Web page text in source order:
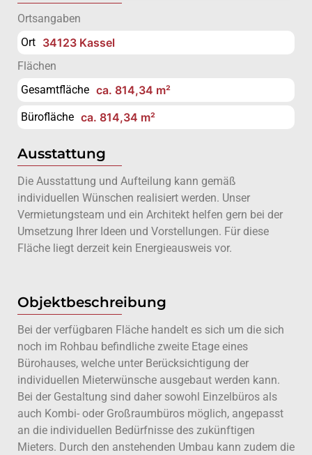
Ortsangaben
Ort 34123 Kassel
Flächen
Gesamtfläche ca. 814,34 m²
Bürofläche ca. 814,34 m²
Ausstattung
Die Ausstattung und Aufteilung kann gemäß
individuellen Wünschen realisiert werden. Unser
Vermietungsteam und ein Architekt helfen gern bei der
Umsetzung Ihrer Ideen und Vorstellungen. Für diese
Fläche liegt derzeit kein Energieausweis vor.
Objektbeschreibung
Bei der verfügbaren Fläche handelt es sich um die sich
noch im Rohbau befindliche zweite Etage eines
Bürohauses, welche unter Berücksichtigung der
individuellen Mieterwünsche ausgebaut werden kann.
Bei der Gestaltung sind daher sowohl Einzelbüros als
auch Kombi- oder Großraumbüros möglich, angepasst
an die individuellen Bedürfnisse des zukünftigen
Mieters. Durch den anstehenden Umbau kann zudem die